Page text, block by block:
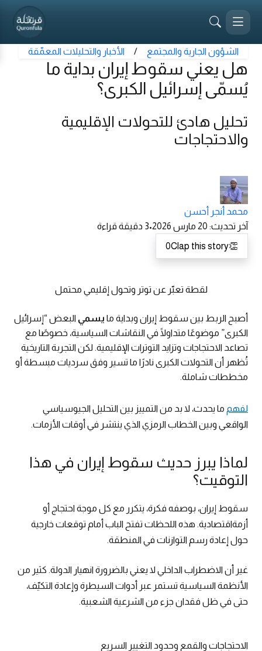
الشؤون الجارية والمجتمع / الأخبار والتحليلات المعمّقة
هل يعني سقوط إيران بداية ما
يُسمّى إسرائيل الكبرى؟
تحليل هادئ للتحولات الإقليمية
والاحتجاجات
محمد أنجر أحسن
آخر تحديث: 20 مارس 2026 •
3 دقيقة قراءة
👏
0Clap this story
لقطة تعبّر عن توتر وتحول إقليمي محتمل
أصبح الربط بين سقوط إيران وبداية ما يسمي البعض “إسرائيل
الكبرى” موضوعًا متداولًا في النقاشات السياسية، خصوصًا مع
تصاعد الاحتجاجات وتزايد التوترات الإقليمية. لكن التجربة التاريخية
تُظهر أن التحولات الكبرى نادرًا ما تسير وفق سرديات مبسطة أو
مخططات شاملة.
لفهم ما يحدث، لا بد من التمييز بين التحليل الجيوسياسي
الواقعي وبين الخطاب الرمزي الذي ينتشر في أوقات الأزمات.
لماذا يبرز حديث سقوط إيران في هذا
التوقيت؟
سقوط إيران، بوصفه فكرة، يتكرر مع كل موجة احتجاج أو
أزمةاقتصادية. هذه اللحظات تفتح الباب أمام توقعات خارجية
حول إعادة رسم التوازنات في المنطقة.
غير أن الاضطراب الداخلي لا يعني بالضرورة انهيار الدولة. كثير من
الأنظمة السياسية تستمر عبر أدوات السيطرة وإعادة التكيّف،
حتى في ظل فقدان جزء من الشرعية الشعبية.
الاحتجاجات والقمع وحدود التغيير السريع